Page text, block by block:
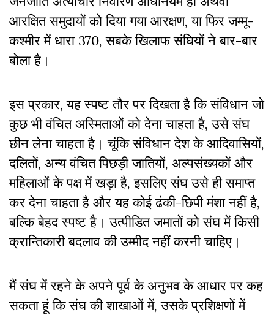
आरक्षित समुदायों को दिया गया आरक्षण, या फिर जम्मू-
कश्मीर में धारा 370, सबके खिलाफ संघियों ने बार-बार
बोला है।
इस प्रकार, यह स्पष्ट तौर पर दिखता है कि संविधान जो
कुछ भी वंचित अस्मिताओं को देना चाहता है, उसे संघ
छीन लेना चाहता है। चूंकि संविधान देश के आदिवासियों,
दलितों, अन्य वंचित पिछड़ी जातियों, अल्पसंख्यकों और
महिलाओं के पक्ष में खड़ा है, इसलिए संघ उसे ही समाप्त
कर देना चाहता है और यह कोई ढंकी-छिपी मंशा नहीं है,
बल्कि बेहद स्पष्ट है। उत्पीडित जमातों को संघ में किसी
क्रान्तिकारी बदलाव की उम्मीद नहीं करनी चाहिए।
मैं संघ में रहने के अपने पूर्व के अनुभव के आधार पर कह
सकता हूं कि संघ की शाखाओं में, उसके प्रशिक्षणों में